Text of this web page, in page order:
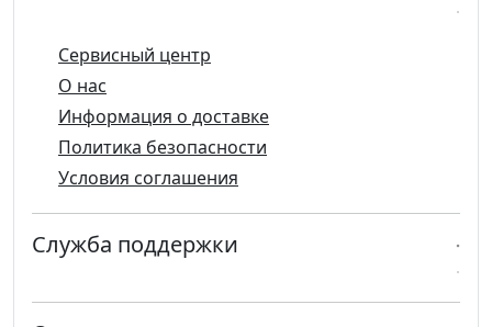
Сервисный центр
О нас
Информация о доставке
Политика безопасности
Условия соглашения
Служба поддержки